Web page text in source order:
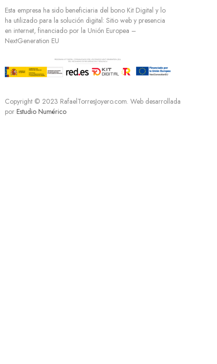
Esta empresa ha sido beneficiaria del bono Kit Digital y lo
ha utilizado para la solución digital: Sitio web y presencia
en internet, financiado por la Unión Europea –
NextGeneration EU
Copyright © 2023 RafaelTorresJoyero.com. Web desarrollada
por Estudio Numérico